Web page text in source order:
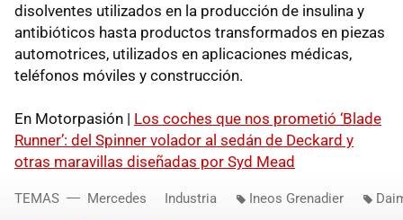
disolventes utilizados en la producción de insulina y
antibióticos hasta productos transformados en piezas
automotrices, utilizados en aplicaciones médicas,
teléfonos móviles y construcción.
En Motorpasión | Los coches que nos prometió ‘Blade
Runner’: del Spinner volador al sedán de Deckard y
otras maravillas diseñadas por Syd Mead
TEMAS Mercedes Industria Ineos Grenadier